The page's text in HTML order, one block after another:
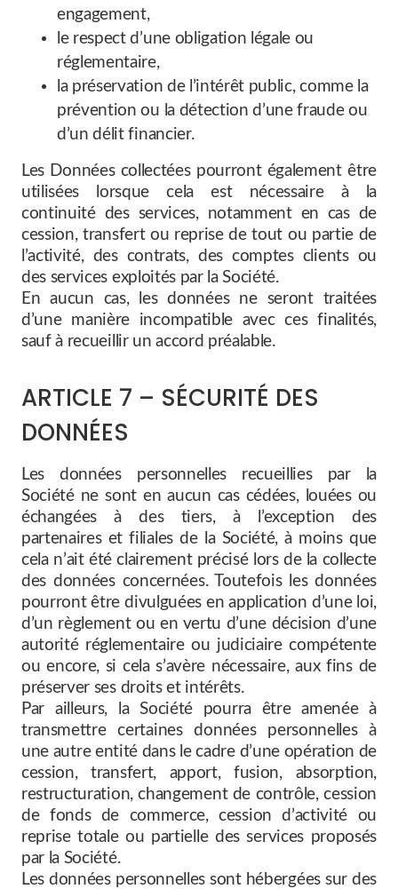
engagement,
le respect d’une obligation légale ou
réglementaire,
la préservation de l’intérêt public, comme la
prévention ou la détection d’une fraude ou
d’un délit financier.
Les Données collectées pourront également être
utilisées lorsque cela est nécessaire à la
continuité des services, notamment en cas de
cession, transfert ou reprise de tout ou partie de
l’activité, des contrats, des comptes clients ou
des services exploités par la Société.
En aucun cas, les données ne seront traitées
d’une manière incompatible avec ces finalités,
sauf à recueillir un accord préalable.
ARTICLE 7 – SÉCURITÉ DES
DONNÉES
Les données personnelles recueillies par la
Société ne sont en aucun cas cédées, louées ou
échangées à des tiers, à l’exception des
partenaires et filiales de la Société, à moins que
cela n’ait été clairement précisé lors de la collecte
des données concernées. Toutefois les données
pourront être divulguées en application d’une loi,
d’un règlement ou en vertu d’une décision d’une
autorité réglementaire ou judiciaire compétente
ou encore, si cela s’avère nécessaire, aux fins de
préserver ses droits et intérêts.
Par ailleurs, la Société pourra être amenée à
transmettre certaines données personnelles à
une autre entité dans le cadre d’une opération de
cession, transfert, apport, fusion, absorption,
restructuration, changement de contrôle, cession
de fonds de commerce, cession d’activité ou
reprise totale ou partielle des services proposés
par la Société.
Les données personnelles sont hébergées sur des